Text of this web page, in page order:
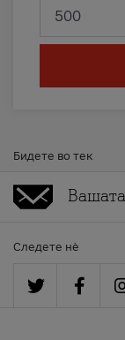
Бидете во тек
Следете нè